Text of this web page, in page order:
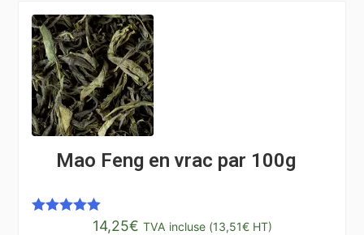
Mao Feng en vrac par 100g
14,25€ TVA incluse (13,51€HT)